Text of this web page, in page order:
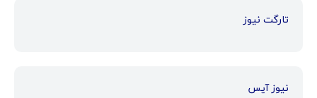
تارگت نیوز
نیوز آیس